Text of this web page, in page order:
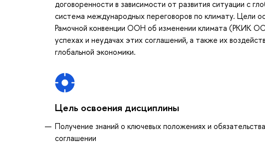
договоренности в зависимости от развития ситуации с
система международных переговоров по климату. Цели
Рамочной конвенции ООН об изменении климата (РКИК
успехах и неудачах этих соглашений, а также их
глобальной экономики.
Цель освоения дисциплины
Получение знаний о ключевых положениях и
соглашении